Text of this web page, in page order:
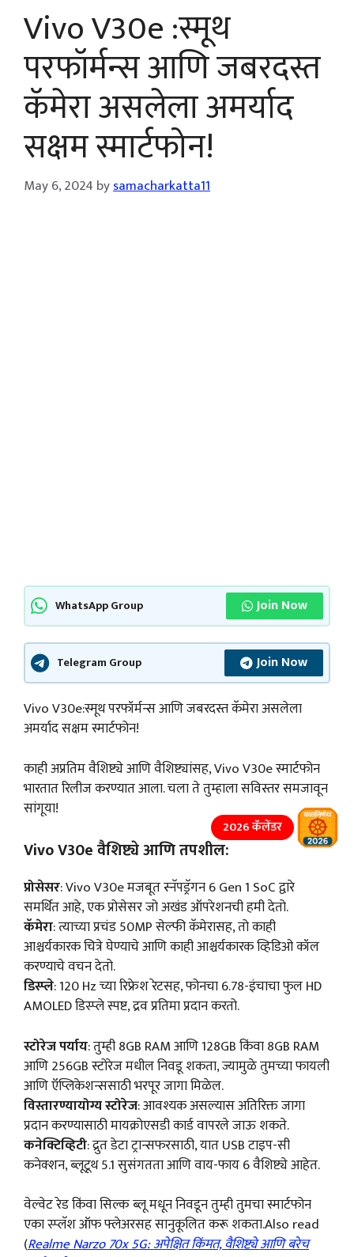
Vivo V30e :स्मूथ
परफॉर्मन्स आणि जबरदस्त
कॅमेरा असलेला अमर्याद
सक्षम स्मार्टफोन!
May 6, 2024 bysamacharkatta11
WhatsApp Group Join Now
Telegram Group Join Now
Vivo V30e:स्मूथ परफॉर्मन्स आणि जबरदस्त कॅमेरा असलेला
अमर्याद सक्षम स्मार्टफोन!
काही अप्रतिम वैशिष्ट्ये आणि वैशिष्ट्यांसह, Vivo V30e स्मार्टफोन
भारतात रिलीज करण्यात आला. चला ते तुम्हाला सविस्तर समजावून
सांगूया!
Vivo V30e वैशिष्ट्ये आणि तपशील:
प्रोसेसर: Vivo V30e मजबूत स्नॅपड्रॅगन 6 Gen 1 SoC द्वारे
समर्थित आहे, एक प्रोसेसर जो अखंड ऑपरेशनची हमी देतो.
कॅमेरा: त्याच्या प्रचंड 50MP सेल्फी कॅमेरासह, तो काही
आश्चर्यकारक चित्रे घेण्याचे आणि काही आश्चर्यकारक व्हिडिओ कॉल
करण्याचे वचन देतो.
डिस्प्ले: 120 Hz च्या रिफ्रेश रेटसह, फोनचा 6.78-इंचाचा फुल HD
AMOLED डिस्प्ले स्पष्ट, द्रव प्रतिमा प्रदान करतो.
स्टोरेज पर्याय: तुम्ही 8GB RAM आणि 128GB किंवा 8GB RAM
आणि 256GB स्टोरेज मधील निवडू शकता, ज्यामुळे तुमच्या फायली
आणि ऍप्लिकेशन्ससाठी भरपूर जागा मिळेल.
विस्तारण्यायोग्य स्टोरेज: आवश्यक असल्यास अतिरिक्त जागा
प्रदान करण्यासाठी मायक्रोएसडी कार्ड वापरले जाऊ शकते.
कनेक्टिव्हिटी: द्रुत डेटा ट्रान्सफरसाठी, यात USB टाइप-सी
कनेक्शन, ब्लूटूथ 5.1 सुसंगतता आणि वाय-फाय 6 वैशिष्ट्ये आहेत.
वेल्वेट रेड किंवा सिल्क ब्लू मधून निवडून तुम्ही तुमचा स्मार्टफोन
एका स्प्लॅश ऑफ फ्लेअरसह सानुकूलित करू शकता.Also read
(Realme Narzo 70x 5G: अपेक्षित किंमत, वैशिष्ट्ये आणि बरेच
2026 कॅलेंडर